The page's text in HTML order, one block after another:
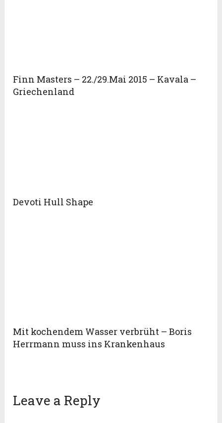
Finn Masters – 22./29.Mai 2015 – Kavala –
Griechenland
Devoti Hull Shape
Mit kochendem Wasser verbrüht – Boris
Herrmann muss ins Krankenhaus
Leave a Reply